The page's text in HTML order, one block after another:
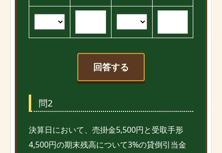
回答する
問2
決算日において、売掛金5,500円と受取手形
4,500円の期末残高について3%の貸倒引当金